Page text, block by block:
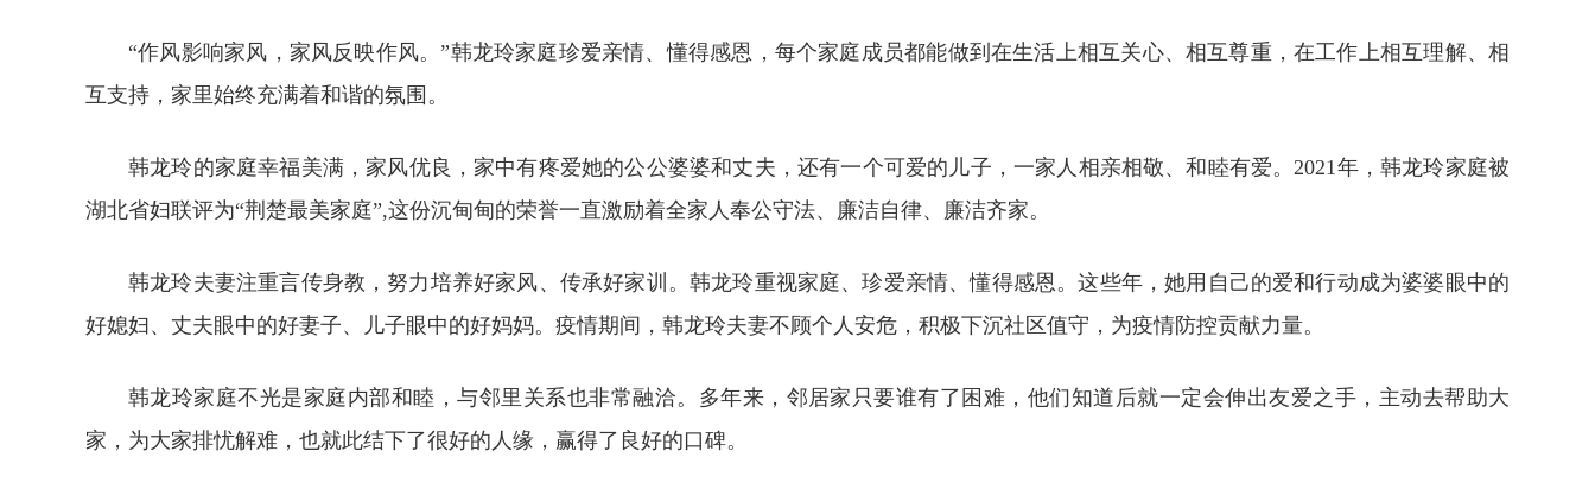
“作风影响家风，家风反映作风。”韩龙玲家庭珍爱亲情、懂得感恩，每个家庭成员都能做到在生活上相互关心、相互尊重，在工作上相互理解、相
互支持，家里始终充满着和谐的氛围。
韩龙玲的家庭幸福美满，家风优良，家中有疼爱她的公公婆婆和丈夫，还有一个可爱的儿子，一家人相亲相敬、和睦有爱。2021年，韩龙玲家庭被
湖北省妇联评为“荆楚最美家庭”,这份沉甸甸的荣誉一直激励着全家人奉公守法、廉洁自律、廉洁齐家。
韩龙玲夫妻注重言传身教，努力培养好家风、传承好家训。韩龙玲重视家庭、珍爱亲情、懂得感恩。这些年，她用自己的爱和行动成为婆婆眼中的
好媳妇、丈夫眼中的好妻子、儿子眼中的好妈妈。疫情期间，韩龙玲夫妻不顾个人安危，积极下沉社区值守，为疫情防控贡献力量。
韩龙玲家庭不光是家庭内部和睦，与邻里关系也非常融洽。多年来，邻居家只要谁有了困难，他们知道后就一定会伸出友爱之手，主动去帮助大
家，为大家排忧解难，也就此结下了很好的人缘，赢得了良好的口碑。